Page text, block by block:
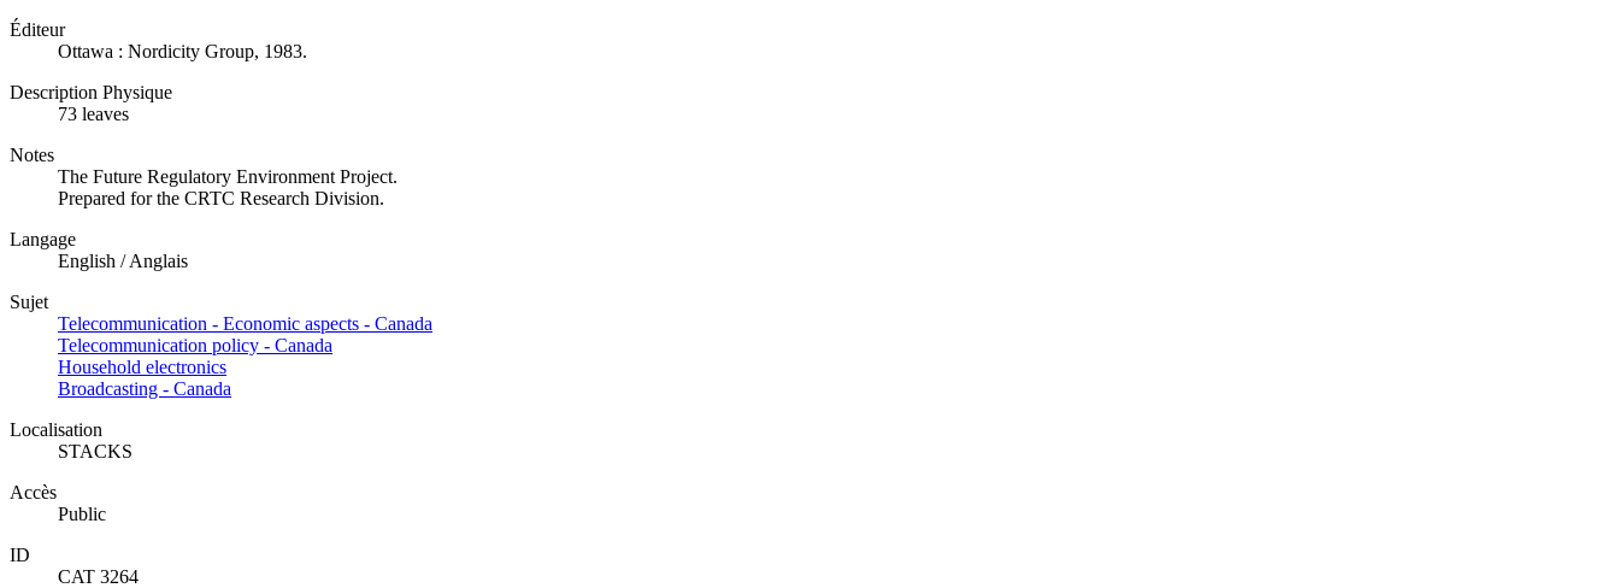
Éditeur
Ottawa : Nordicity Group, 1983.
Description Physique
73 leaves
Notes
The Future Regulatory Environment Project.
Prepared for the CRTC Research Division.
Langage
English / Anglais
Sujet
Telecommunication - Economic aspects - Canada
Telecommunication policy - Canada
Household electronics
Broadcasting - Canada
Localisation
STACKS
Accès
Public
ID
CAT 3264